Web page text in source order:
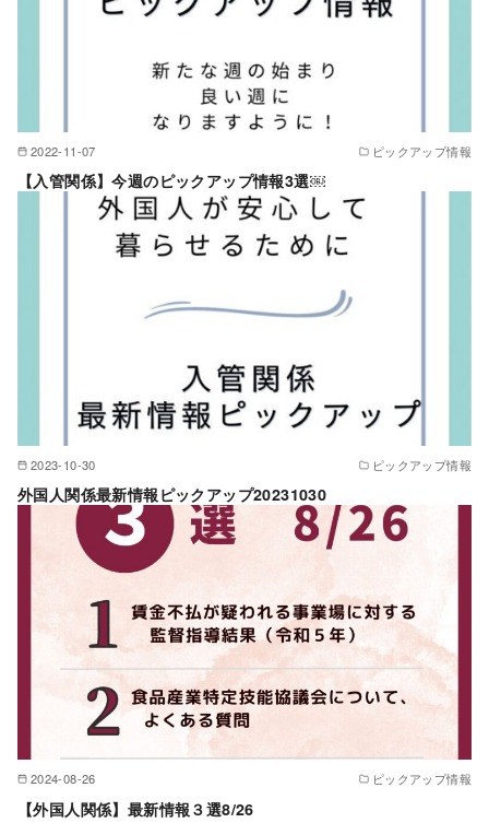
2022-11-07 ピックアップ情報
【入管関係】今週のピックアップ情報3選￼
2023-10-30 ピックアップ情報
外国人関係最新情報ピックアップ20231030
2024-08-26 ピックアップ情報
【外国人関係】最新情報３選8/26